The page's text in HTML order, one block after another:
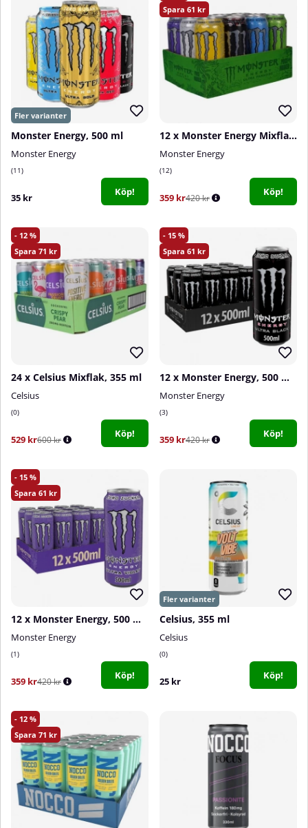
Monster Energy, 500 ml
Monster Energy
11
35 kr Köp!
61
12 x Monster Energy Mixflak, 500 ml
Monster Energy
12
359 kr420 kr
Köp!
12
71
24 x Celsius Mixflak, 355 ml
Celsius
0
529 kr600 kr
Köp!
15
61
12 x Monster Energy, 500 ml (Ultra Black)
Monster Energy
3
359 kr420 kr
Köp!
15
61
12 x Monster Energy, 500 ml (Ultra Violet)
Monster Energy
1
359 kr420 kr
Köp!
Celsius, 355 ml
Celsius
0
25 kr Köp!
12
71